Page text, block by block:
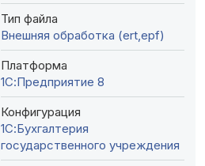
Тип файла
Внешняя обработка (ert,epf)
Платформа
1С:Предприятие 8
Конфигурация
1С:Бухгалтерия
государственного учреждения